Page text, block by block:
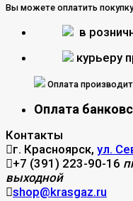
Вы можете оплатить
в
курьеру
Оплата
Оплата
Контакты
г. Красноярск, ул.
+7 (391) 223-90-16
выходной
shop@krasgaz.ru